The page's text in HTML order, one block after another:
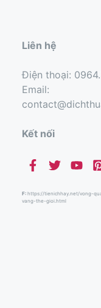
Liên hệ
Điện thoại:
Email:
Kết nối
F: https://tienichhay.net/vong-
vang-the-gioi.html